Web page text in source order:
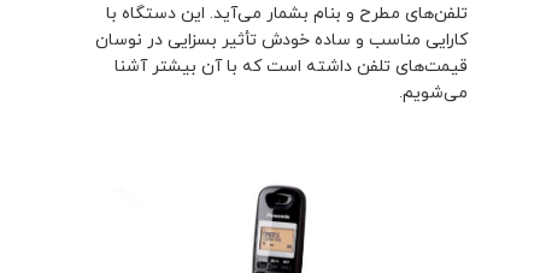
تلفن‌های مطرح و بنام بشمار می‌آید. این دستگاه با
کارایی مناسب و ساده ‏خودش تأثیر بسزایی در نوسان
قیمت‌های تلفن داشته است که با آن بیشتر آشنا
می‌شویم.